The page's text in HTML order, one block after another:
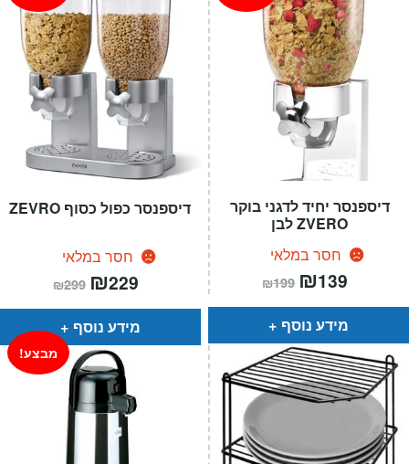
דיספנסר כפול כסוף ZEVRO
חסר במלאי
₪299 המחיר
המקורי
היה:
₪299.
₪229
הוא:
מידע נוסף
דיספנסר יחיד לדגני בוקר
ZVERO לבן
חסר במלאי
₪199 המחיר
המקורי
היה:
₪199.
₪139
הוא:
מידע נוסף
מבצע!